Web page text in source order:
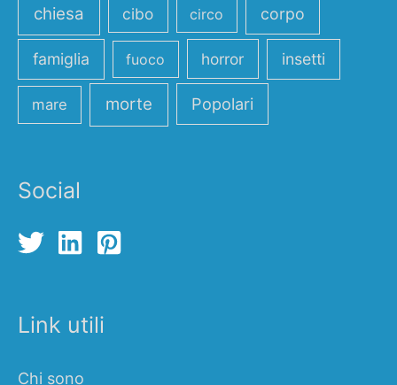
chiesa cibo circo corpo
famiglia fuoco horror insetti
mare morte Popolari
Social
Link utili
Chi sono